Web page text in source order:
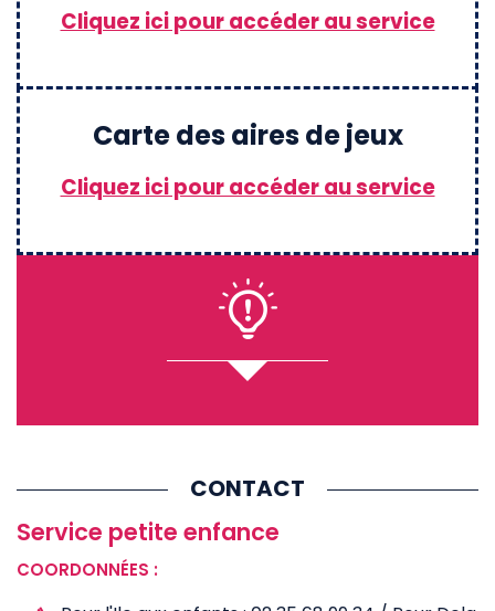
Cliquez ici pour accéder au service
Carte des aires de jeux
Cliquez ici pour accéder au service
CONTACT
Service petite enfance
COORDONNÉES :